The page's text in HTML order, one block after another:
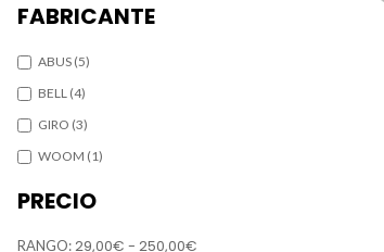
FABRICANTE
ABUS (5)
BELL (4)
GIRO (3)
WOOM (1)
PRECIO
RANGO:29,00€ - 250,00€